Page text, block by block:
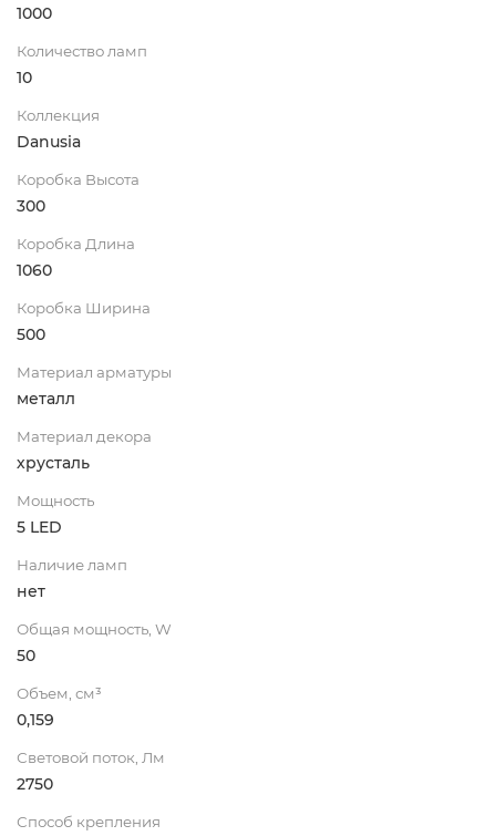
1000
Количество ламп
10
Коллекция
Danusia
Коробка Высота
300
Коробка Длина
1060
Коробка Ширина
500
Материал арматуры
металл
Материал декора
хрусталь
Мощность
5 LED
Наличие ламп
нет
Общая мощность, W
50
Объем, см³
0,159
Световой поток, Лм
2750
Способ крепления